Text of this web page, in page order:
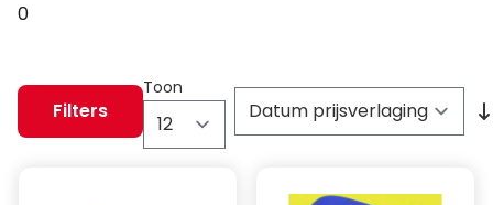
0
Filters
Toon
per pagina